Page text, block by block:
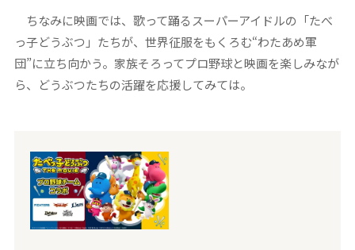
ちなみに映画では、歌って踊るスーパーアイドルの「たべ
っ子どうぶつ」たちが、世界征服をもくろむ“わたあめ軍
団”に立ち向かう。家族そろってプロ野球と映画を楽しみなが
ら、どうぶつたちの活躍を応援してみては。